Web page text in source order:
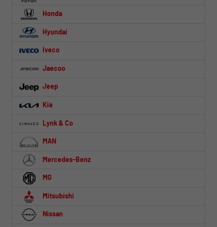
Honda
Hyundai
Iveco
Jaecoo
Jeep
Kia
Lynk & Co
MAN
Mercedes-Benz
MG
Mitsubishi
Nissan